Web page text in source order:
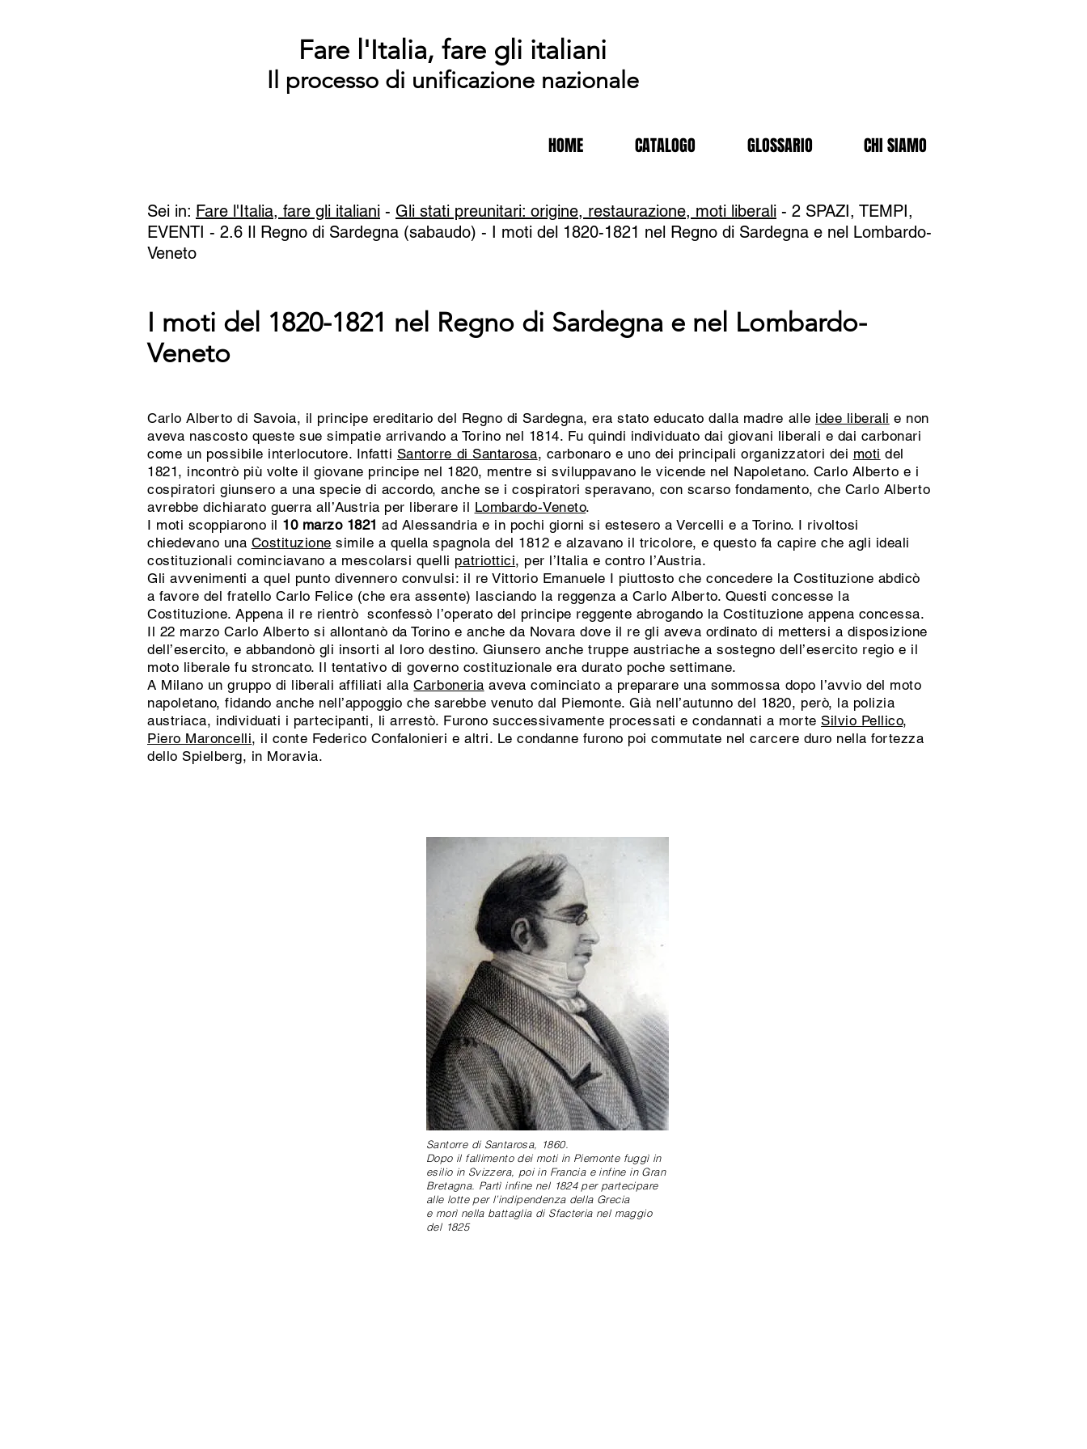
Fare l'Italia, fare gli italiani
Il processo di unificazione nazionale
HOME CATALOGO GLOSSARIO CHI SIAMO
Sei in: Fare l'Italia, fare gli italiani - Gli stati preunitari: origine, restaurazione, moti liberali - 2 SPAZI, TEMPI,
EVENTI - 2.6 Il Regno di Sardegna (sabaudo) - I moti del 1820-1821 nel Regno di Sardegna e nel Lombardo-
Veneto
I moti del 1820-1821 nel Regno di Sardegna e nel Lombardo-
Veneto
Carlo Alberto di Savoia, il principe ereditario del Regno di Sardegna, era stato educato dalla madre alle idee liberali e non
aveva nascosto queste sue simpatie arrivando a Torino nel 1814. Fu quindi individuato dai giovani liberali e dai carbonari
come un possibile interlocutore. Infatti Santorre di Santarosa, carbonaro e uno dei principali organizzatori dei moti del
1821, incontrò più volte il giovane principe nel 1820, mentre si sviluppavano le vicende nel Napoletano. Carlo Alberto e i
cospiratori giunsero a una specie di accordo, anche se i cospiratori speravano, con scarso fondamento, che Carlo Alberto
avrebbe dichiarato guerra all’Austria per liberare il Lombardo-Veneto.
I moti scoppiarono il 10 marzo 1821 ad Alessandria e in pochi giorni si estesero a Vercelli e a Torino. I rivoltosi
chiedevano una Costituzione simile a quella spagnola del 1812 e alzavano il tricolore, e questo fa capire che agli ideali
costituzionali cominciavano a mescolarsi quelli patriottici, per l’Italia e contro l’Austria.
Gli avvenimenti a quel punto divennero convulsi: il re Vittorio Emanuele I piuttosto che concedere la Costituzione abdicò
a favore del fratello Carlo Felice (che era assente) lasciando la reggenza a Carlo Alberto. Questi concesse la
Costituzione. Appena il re rientrò sconfessò l’operato del principe reggente abrogando la Costituzione appena concessa.
Il 22 marzo Carlo Alberto si allontanò da Torino e anche da Novara dove il re gli aveva ordinato di mettersi a disposizione
dell’esercito, e abbandonò gli insorti al loro destino. Giunsero anche truppe austriache a sostegno dell’esercito regio e il
moto liberale fu stroncato. Il tentativo di governo costituzionale era durato poche settimane.
A Milano un gruppo di liberali affiliati allaCarboneria aveva cominciato a preparare una sommossa dopo l’avvio del moto
napoletano, fidando anche nell’appoggio che sarebbe venuto dal Piemonte. Già nell’autunno del 1820, però, la polizia
austriaca, individuati i partecipanti, li arrestò. Furono successivamente processati e condannati a morteSilvio Pellico,
Piero Maroncelli, il conte Federico Confalonieri e altri. Le condanne furono poi commutate nel carcere duro nella fortezza
dello Spielberg, in Moravia.
Santorre di Santarosa, 1860.
Dopo il fallimento dei moti in Piemonte fuggì in
esilio in Svizzera, poi in Francia e infine in Gran
Bretagna. Partì infine nel 1824 per partecipare
alle lotte per l’indipendenza della Grecia
e morì nella battaglia di Sfacteria nel maggio
del 1825